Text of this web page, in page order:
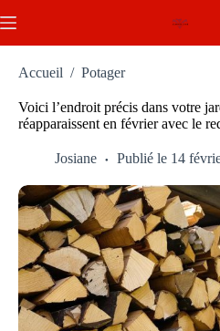
au
Accueil / Potager
Voici l’endroit précis dans votre
réapparaissent en février avec le
Josiane Publié le 14